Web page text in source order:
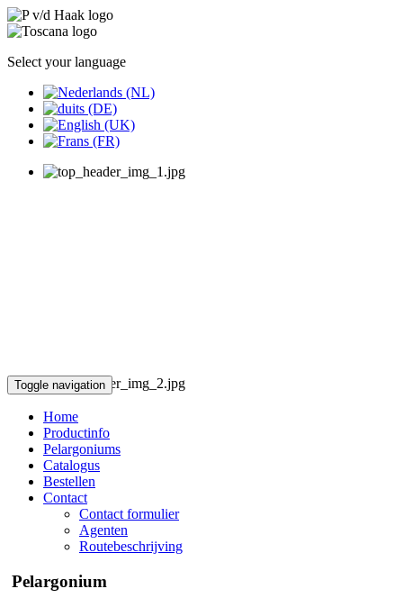
Select your language
Toggle navigation
Home
Productinfo
Pelargoniums
Catalogus
Bestellen
Contact
Contact formulier
Agenten
Routebeschrijving
Pelargonium